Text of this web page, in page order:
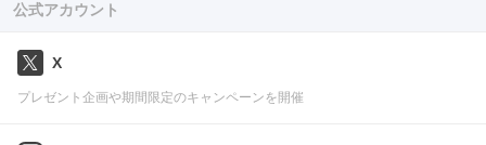
公式アカウント
X
プレゼント企画や期間限定のキャンペーンを開催